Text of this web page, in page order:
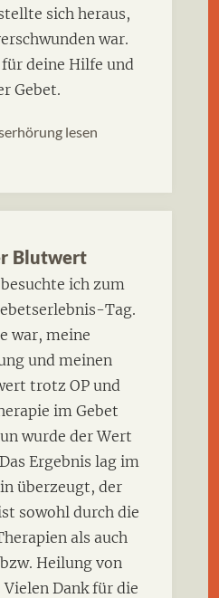
sich heraus,
war.
deine Hilfe und
Gebet.
lesen
Blutwert
ich zum
Tag.
war, meine
und meinen
trotz OP und
im Gebet
wurde der Wert
Ergebnis lag im
überzeugt, der
sowohl durch die
als auch
Heilung von
Vielen Dank für die